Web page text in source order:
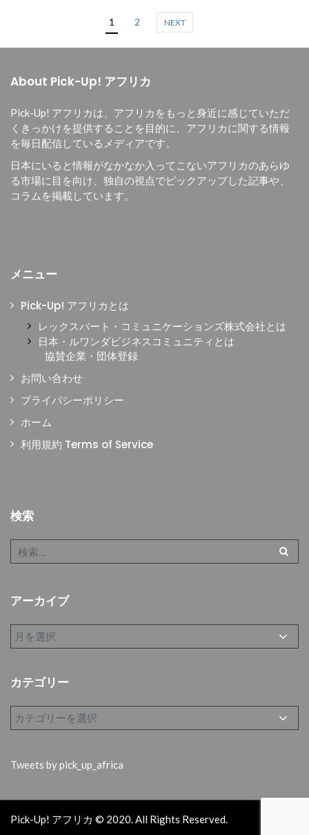
1 2 NEXT
About Pick-Up! アフリカ
Pick-Up! アフリカは、 アフリカをもっと身近に感じていただ
くきっかけを提供することを目的に、 アフリカに関する情報
を毎日配信しているメディアです。
日本にいると情報がなかなか入ってこないアフリカのあらゆ
る市場に目を向け、独自の視点でピックアップした記事や、
コラムを掲載しています。
メニュー
Pick-Up! アフリカとは
レックスバート・コミュニケーションズ株式会社とは
日本・ルワンダビジネスコミュニティとは
協賛企業・団体登録
お問い合わせ
プライバシーポリシー
ホーム
利用規約 Terms of Service
検索
アーカイブ
カテゴリー
Tweets by pick_up_africa
Pick-Up! アフリカ © 2020. All Rights Reserved.